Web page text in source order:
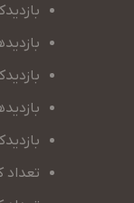
تعداد کل